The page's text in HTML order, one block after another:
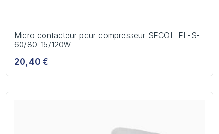
Micro contacteur pour compresseur SECOH EL-S-
60/80-15/120W
20,40 €